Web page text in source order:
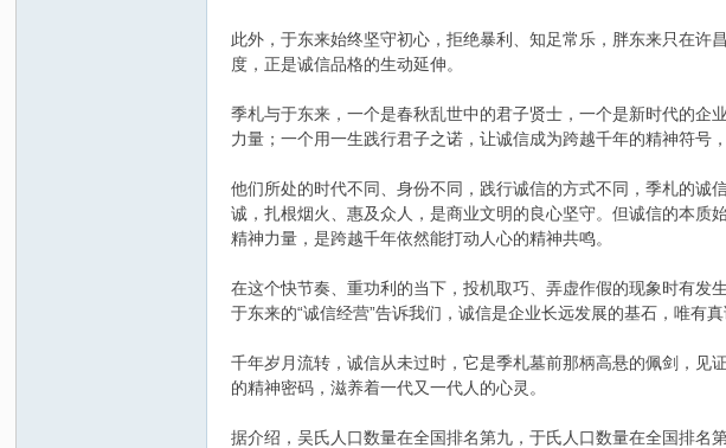
此外，于东来始终坚守初心，拒绝暴利、知足常乐，胖东来只在
度，正是诚信品格的生动延伸。
季札与于东来，一个是春秋乱世中的君子贤士，一个是新时代的
力量；一个用一生践行君子之诺，让诚信成为跨越千年的精神符号
他们所处的时代不同、身份不同，践行诚信的方式不同，季札的
诚，扎根烟火、惠及众人，是商业文明的良心坚守。但诚信的本
精神力量，是跨越千年依然能打动人心的精神共鸣。
在这个快节奏、重功利的当下，投机取巧、弄虚作假的现象时有发
于东来的“诚信经营”告诉我们，诚信是企业长远发展的基石，唯有
千年岁月流转，诚信从未过时，它是季札墓前那柄高悬的佩剑，见
的精神密码，滋养着一代又一代人的心灵。
据介绍，吴氏人口数量在全国排名第九，于氏人口数量在全国排